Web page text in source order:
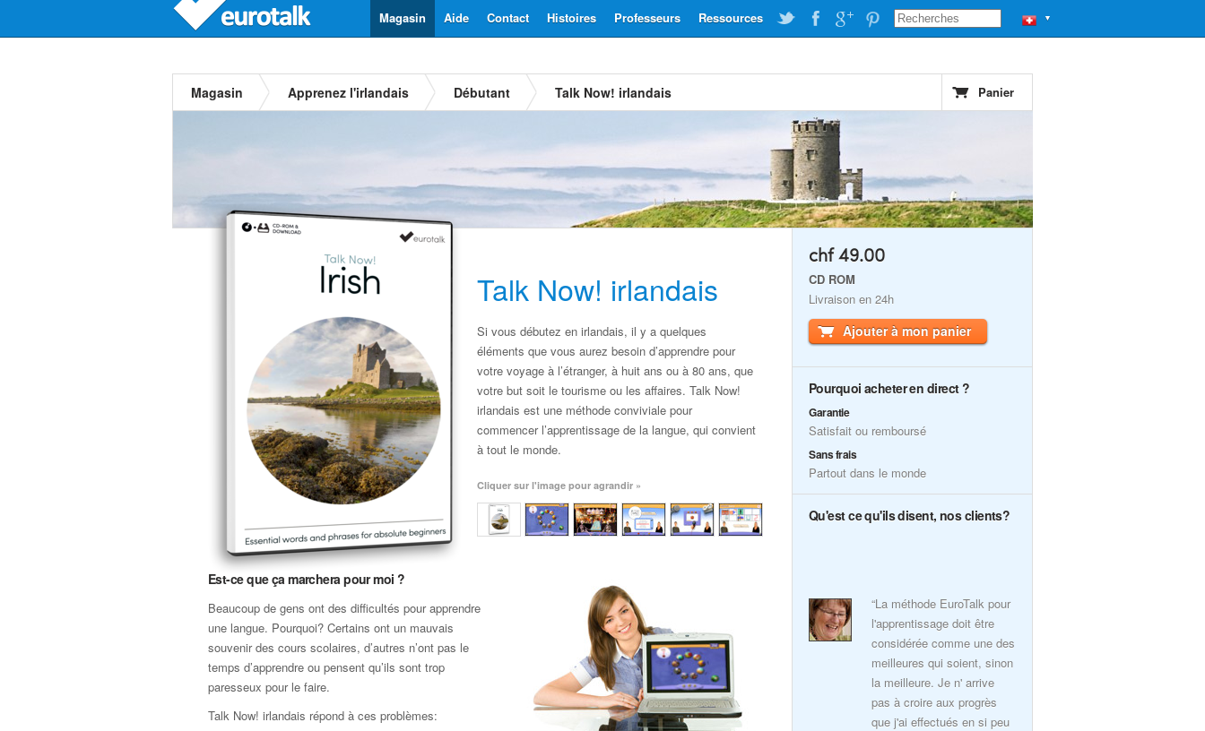
▼
Ressources
Professeurs
Histoires
Contact
Aide
Magasin
Magasin Apprenez l'irlandais Débutant Talk Now! irlandais Panier
Talk Now! irlandais
Si vous débutez en irlandais, il y a quelques
éléments que vous aurez besoin d’apprendre pour
votre voyage à l’étranger, à huit ans ou à 80 ans, que
votre but soit le tourisme ou les affaires. Talk Now!
irlandais est une méthode conviviale pour
commencer l’apprentissage de la langue, qui convient
à tout le monde.
Cliquer sur l'image pour agrandir »
Est-ce que ça marchera pour moi ?
Beaucoup de gens ont des difficultés pour apprendre
une langue. Pourquoi? Certains ont un mauvais
souvenir des cours scolaires, d’autres n’ont pas le
temps d’apprendre ou pensent qu’ils sont trop
paresseux pour le faire.
Talk Now! irlandais répond à ces problèmes:
chf 49.00
CD ROM
Livraison en 24h
Ajouter à mon panier
Pourquoi acheter en direct ?
Garantie
Satisfait ou remboursé
Sans frais
Partout dans le monde
Qu'est ce qu'ils disent, nos clients?
“La méthode EuroTalk pour
l'apprentissage doit être
considérée comme une des
meilleures qui soient, sinon
la meilleure. Je n' arrive
pas à croire aux progrès
que j'ai effectués en si peu